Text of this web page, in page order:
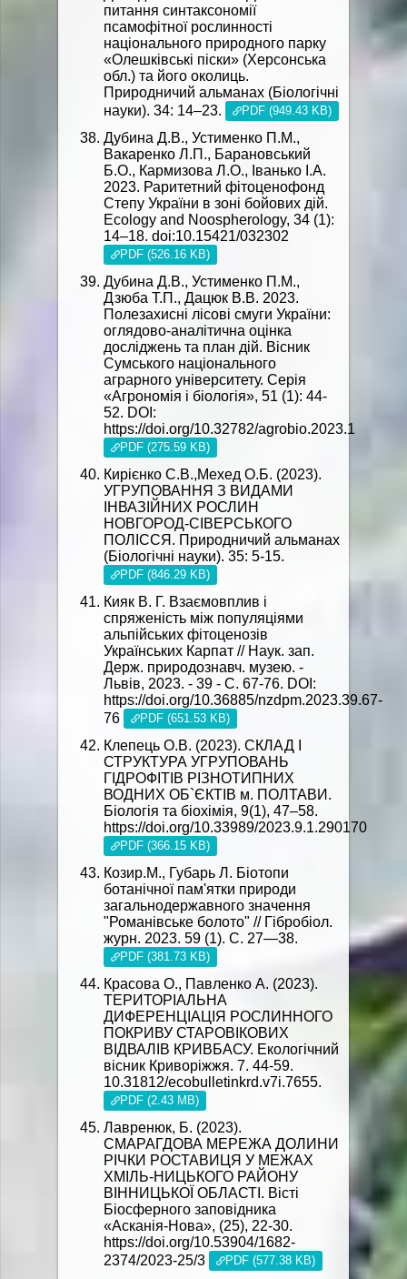
питання синтаксономії
псамофітної рослинності
національного природного парку
«Олешківські піски» (Херсонська
обл.) та його околиць.
Природничий альманах (Біологічні
науки). 34: 14–23.
PDF (949.43 KB)
Дубина Д.В., Устименко П.М.,
Вакаренко Л.П., Барановський
Б.О., Кармизова Л.О., Іванько І.А.
2023. Раритетний фітоценофонд
Степу України в зоні бойових дій.
Ecology and Noospherology, 34 (1):
14–18. doi:10.15421/032302
PDF (526.16 KB)
Дубина Д.В., Устименко П.М.,
Дзюба Т.П., Дацюк В.В. 2023.
Полезахисні лісові смуги України:
оглядово-аналітична оцінка
досліджень та план дій. Вісник
Сумського національного
аграрного університету. Серія
«Агрономія і біологія», 51 (1): 44-
52. DOI:
https://doi.org/10.32782/agrobio.2023.1
PDF (275.59 KB)
Кирієнко С.В.,Мехед О.Б. (2023).
УГРУПОВАННЯ З ВИДАМИ
ІНВАЗІЙНИХ РОСЛИН
НОВГОРОД-СІВЕРСЬКОГО
ПОЛІССЯ. Природничий альманах
(Біологічні науки). 35: 5-15.
PDF (846.29 KB)
Кияк В. Г. Взаємовплив і
спряженість між популяціями
альпійських фітоценозів
Українських Карпат // Наук. зап.
Держ. природознавч. музею. -
Львів, 2023. - 39 - С. 67-76. DOI:
https://doi.org/10.36885/nzdpm.2023.39.67-
76
PDF (651.53 KB)
Клепець О.В. (2023). СКЛАД І
СТРУКТУРА УГРУПОВАНЬ
ГІДРОФІТІВ РІЗНОТИПНИХ
ВОДНИХ ОБ`ЄКТІВ м. ПОЛТАВИ.
Біологія та біохімія, 9(1), 47–58.
https://doi.org/10.33989/2023.9.1.290170
PDF (366.15 KB)
Козир.М., Губарь Л. Біотопи
ботанічної пам'ятки природи
загальнодержавного значення
"Романівське болото" // Гібробіол.
журн. 2023. 59 (1). С. 27—38.
PDF (381.73 KB)
Красова О., Павленко А. (2023).
ТЕРИТОРIАЛЬНА
ДИФЕРЕНЦIАЦIЯ РОСЛИННОГО
ПОКРИВУ СТАРОВIКОВИХ
ВIДВАЛIВ КРИВБАСУ. Екологічний
вісник Криворіжжя. 7. 44-59.
10.31812/ecobulletinkrd.v7i.7655.
PDF (2.43 MB)
Лавренюк, Б. (2023).
СМАРАГДОВА МЕРЕЖА ДОЛИНИ
РІЧКИ РОСТАВИЦЯ У МЕЖАХ
ХМІЛЬ-НИЦЬКОГО РАЙОНУ
ВІННИЦЬКОЇ ОБЛАСТІ. Вісті
Біосферного заповідника
«Асканія-Нова», (25), 22-30.
https://doi.org/10.53904/1682-
2374/2023-25/3
PDF (577.38 KB)